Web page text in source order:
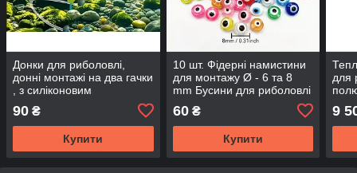
Донки для риболовлі,
донні монтажі на два гачки
, з силіконовим
коромислом та яскравими
поплавцями.
90 ₴
Купити
10 шт. Фідерні намистини
для монтажу Ø - 6 та 8
mm Бусини для риболовлі
60₴
Купити
для
9